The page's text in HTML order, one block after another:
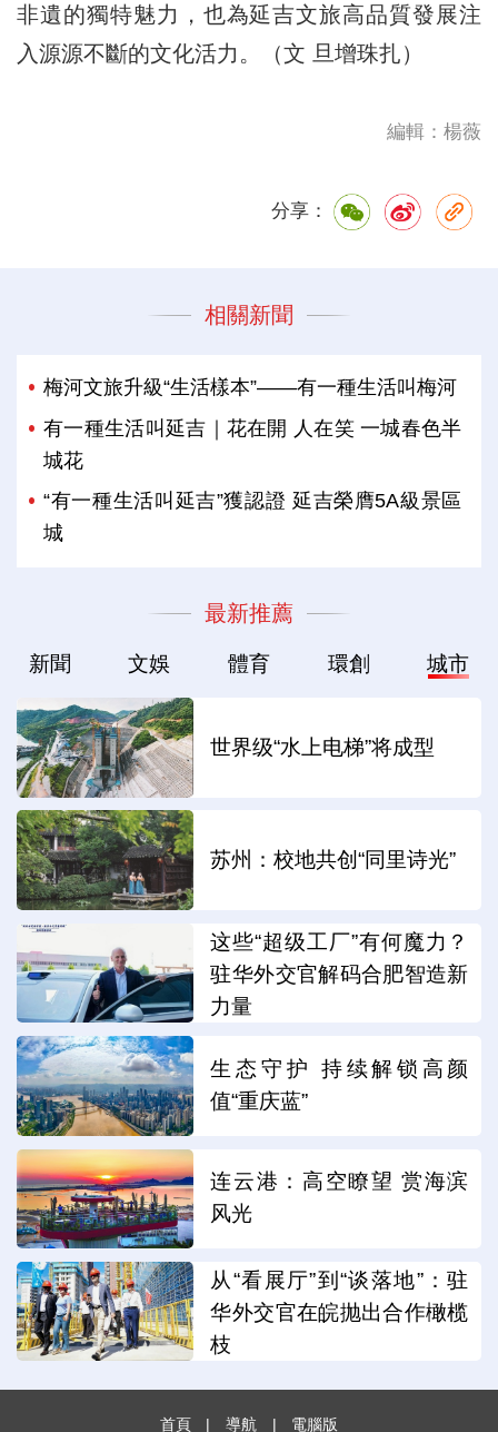
非遺的獨特魅力，也為延吉文旅高品質發展注
入源源不斷的文化活力。（文 旦增珠扎）
編輯：楊薇
分享：
相關新聞
梅河文旅升級“生活樣本”——有一種生活叫梅河
有一種生活叫延吉｜花在開 人在笑 一城春色半
城花
“有一種生活叫延吉”獲認證 延吉榮膺5A級景區
城
最新推薦
新聞 文娛 體育 環創 城市
世界级“水上电梯”将成型
苏州：校地共创“同里诗光”
这些“超级工厂”有何魔力？
驻华外交官解码合肥智造新
力量
生态守护 持续解锁高颜
值“重庆蓝”
连云港：高空瞭望 赏海滨
风光
从“看展厅”到“谈落地”：驻
华外交官在皖抛出合作橄榄
枝
首頁 | 導航 | 電腦版